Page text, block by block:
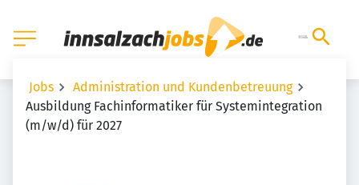
Jobs
Administration und Kundenbetreuung
Ausbildung Fachinformatiker für Systemintegration
(m/w/d) für 2027